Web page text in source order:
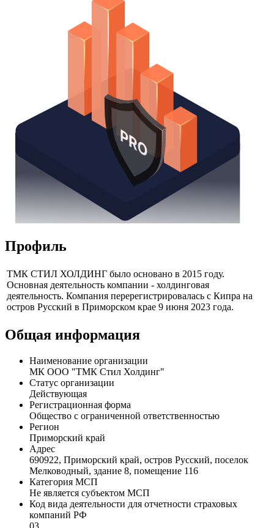
Надстройка Excel
Получить доступ
Профиль
ТМК СТИЛ ХОЛДИНГ было основано в 2015 году.
Основная деятельность компании - холдинговая
деятельность. Компания перерегистрировалась с Кипра на
Общая информация
Наименование организации
МК ООО "ТМК Стил Холдинг"
Статус организации
Действующая
Регистрационная форма
Общество с ограниченной ответственностью
Регион
Приморский край
Адрес
690922, Приморский край, остров Русский, поселок
Мелководный, здание 8, помещение 116
Категория МСП